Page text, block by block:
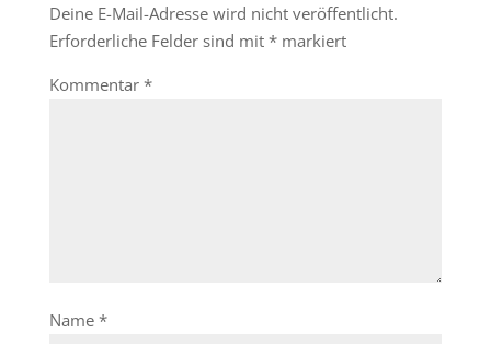
Deine E-Mail-Adresse wird nicht veröffentlicht.
Erforderliche Felder sind mit *markiert
Kommentar *
Name *